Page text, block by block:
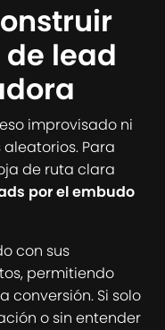
lead
improvisado ni
Para
de ruta clara
por el embudo
con sus
permitiendo
conversión. Si solo
o sin entender